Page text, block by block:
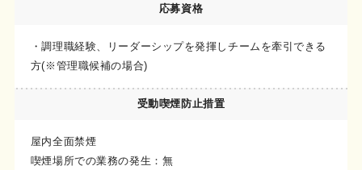
応募資格
・調理職経験、リーダーシップを発揮しチームを牽引できる
方(※管理職候補の場合)
受動喫煙 防止措置
屋内全面禁煙
喫煙場所での業務の発生：無